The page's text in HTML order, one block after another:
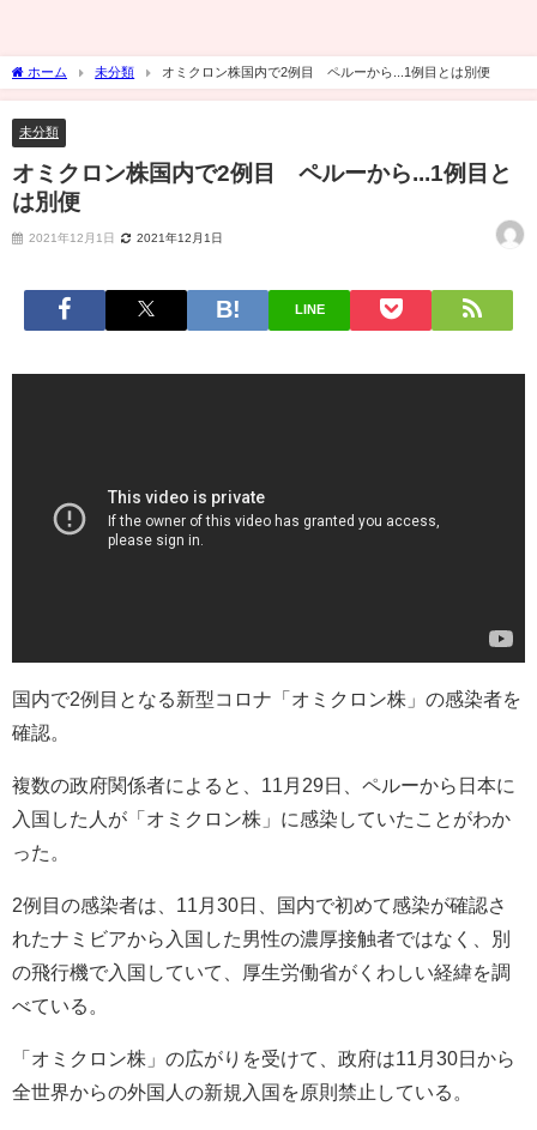
ホーム 未分類 オミクロン株国内で2例目 ペルーから...1例目とは別便
未分類
オミクロン株国内で2例目 ペルーから...1例目と
は別便
2021年12月1日 2021年12月1日
LINE
国内で2例目となる新型コロナ「オミクロン株」の感染者を
確認。
複数の政府関係者によると、11月29日、ペルーから日本に
入国した人が「オミクロン株」に感染していたことがわか
った。
2例目の感染者は、11月30日、国内で初めて感染が確認さ
れたナミビアから入国した男性の濃厚接触者ではなく、別
の飛行機で入国していて、厚生労働省がくわしい経緯を調
べている。
「オミクロン株」の広がりを受けて、政府は11月30日から
全世界からの外国人の新規入国を原則禁止している。